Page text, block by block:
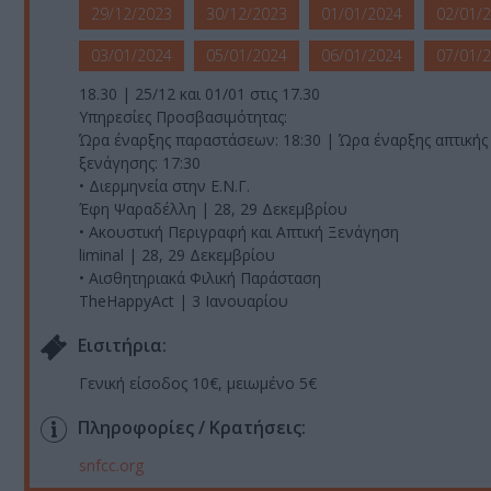
29/12/2023
30/12/2023 01/01/2024
02/01/
03/01/2024
05/01/2024 06/01/2024
07/01/
18.30 | 25/12 και 01/01 στις 17.30
Υπηρεσίες Προσβασιμότητας:
Ώρα έναρξης παραστάσεων: 18:30 | Ώρα έναρξης απτικής
ξενάγησης: 17:30
• Διερμηνεία στην Ε.Ν.Γ.
Έφη Ψαραδέλλη | 28, 29 Δεκεμβρίου
• Ακουστική Περιγραφή και Απτική Ξενάγηση
liminal | 28, 29 Δεκεμβρίου
• Αισθητηριακά Φιλική Παράσταση
TheHappyAct | 3 Ιανουαρίου
Eισιτήρια:
Γενική είσοδος 10€, μειωμένο 5€
Πληροφορίες / Κρατήσεις:
snfcc.org